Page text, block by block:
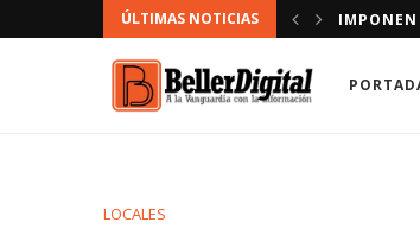
ÚLTIMAS NOTICIAS
VÍA CONTRARIA
LOCALES